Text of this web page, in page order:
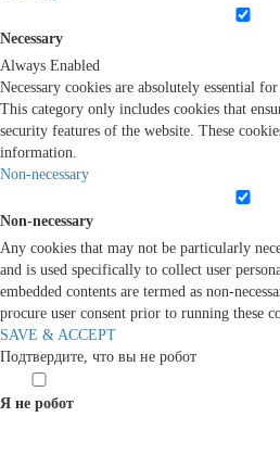
Necessary
Always Enabled
Necessary cookies are absolutely essential
This category only includes cookies that
security features of the website. These
information.
Non-necessary
Non-necessary
Any cookies that may not be particularly
and is used specifically to collect user
embedded contents are termed as non-
procure user consent prior to running these
SAVE & ACCEPT
Подтвердите, что вы не робот
Я не робот